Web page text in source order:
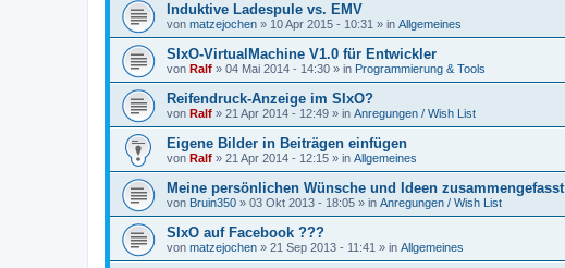
Induktive Ladespule vs. EMV
von matzejochen » 10 Apr 2015 - 10:31 » in Allgemeines
SIxO-VirtualMachine V1.0 für Entwickler
von Ralf » 04 Mai 2014 - 14:30 » in Programmierung & Tools
Reifendruck-Anzeige im SIxO?
von Ralf » 21 Apr 2014 - 12:49 » in Anregungen / Wish List
Eigene Bilder in Beiträgen einfügen
von Ralf » 21 Apr 2014 - 12:15 » in Allgemeines
Meine persönlichen Wünsche und Ideen zusammengefasst
von Bruin350 » 03 Okt 2013 - 18:05 » in Anregungen / Wish List
SIxO auf Facebook ???
von matzejochen » 21 Sep 2013 - 11:41 » in Allgemeines